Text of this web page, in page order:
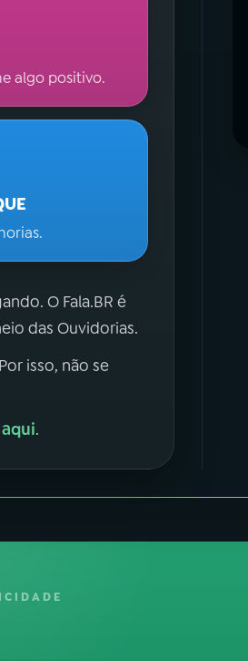
algo positivo.
O Fala.BR é
das Ouvidorias.
isso, não se
.